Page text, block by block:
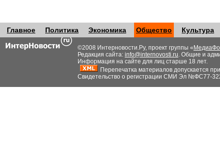
Главное Политика Экономика Общество Культура
©2008 Интерновости.Ру, проект группы «
Редакция сайта: info@internovosti.ru. Общие и
Информация на сайте для лиц старше 18 лет.
Перепечатка материалов допускается
Свидетельство о регистрации СМИ Эл №ФС77-